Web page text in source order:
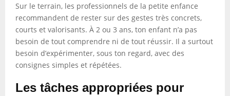
Sur le terrain, les professionnels de la petite enfance
recommandent de rester sur des gestes très concrets,
courts et valorisants. À 2 ou 3 ans, ton enfant n’a pas
besoin de tout comprendre ni de tout réussir. Il a surtout
besoin d’expérimenter, sous ton regard, avec des
consignes simples et répétées.
Les tâches appropriées pour